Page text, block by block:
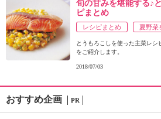
旬の甘みを堪能する♪
ピまとめ
レシピまとめ 夏野菜
とうもろこしを使った主菜レ
をご紹介します。
2018/07/03
おすすめ企画 PR